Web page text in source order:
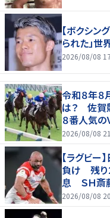
【ボクシン
られた」世
2026/08/08
令和８年８
は？ 佐賀
８番人気の
2026/08/08
【ラグビー
負け 残り
息 ＳＨ斎
半にＳＯ伊
2026/08/08